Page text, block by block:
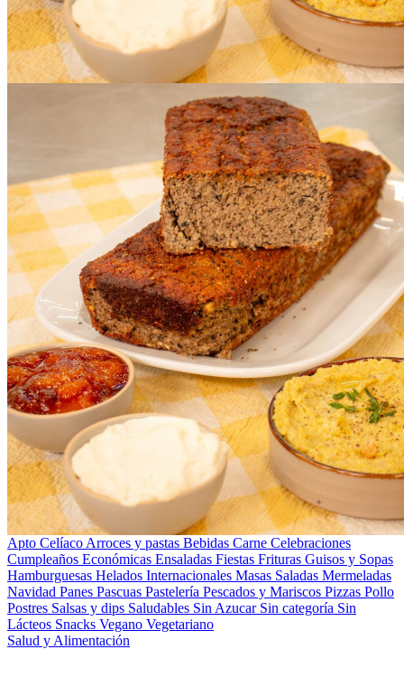
Apto Celíaco Arroces y pastas Bebidas Carne Celebraciones
Cumpleaños Económicas Ensaladas Fiestas Frituras Guisos y Sopas
Hamburguesas Helados Internacionales Masas Saladas Mermeladas
Navidad Panes Pascuas Pastelería Pescados y Mariscos Pizzas Pollo
Postres Salsas y dips Saludables Sin Azucar Sin categoría Sin
Lácteos Snacks Vegano Vegetariano
Salud y Alimentación